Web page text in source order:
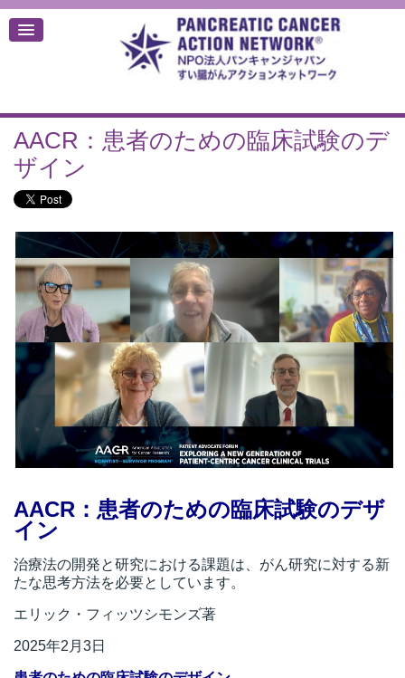
AACR：患者のための臨床試験のデ
ザイン
AACR：患者のための臨床試験のデザ
イン
治療法の開発と研究における課題は、がん研究に対する新
たな思考方法を必要としています。
エリック・フィッツシモンズ著
2025年2月3日